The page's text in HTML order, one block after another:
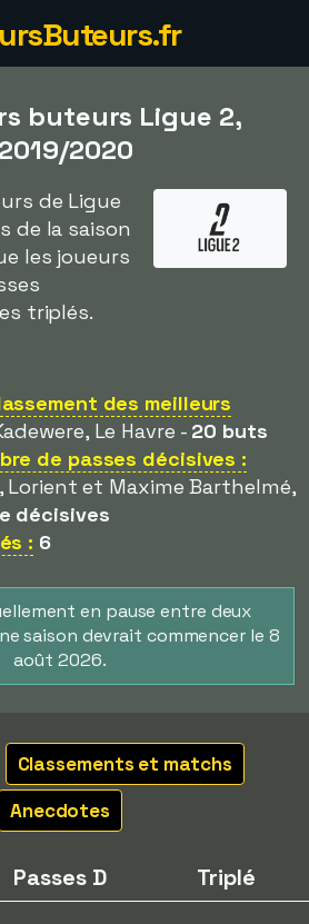
buteurs Ligue 2,
2020
de Ligue
de la saison
les joueurs
triplés.
des meilleurs
Le Havre - 20 buts
de passes décisives :
Lorient et Maxime Barthelmé,
décisives
: 6
en pause entre deux
saison devrait commencer le 8
août 2026.
Classements et matchs
Anecdotes
Passes D Triplé